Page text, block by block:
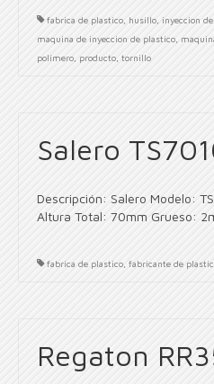
fabrica de plastico husillo inyeccion
maquina de inyeccion de plastico
polímero producto tornillo
Salero
Descripción: Salero Modelo:
Altura Total: 70mm Grueso:
fabrica de plastico fabricante de
Regaton